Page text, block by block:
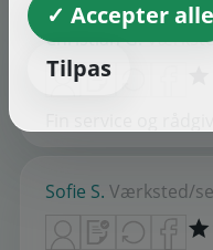
Christian G.
Sofie S. Værksted/
✓ Accepter alle
Tilpas